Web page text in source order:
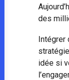
des
Intégrer
idée si